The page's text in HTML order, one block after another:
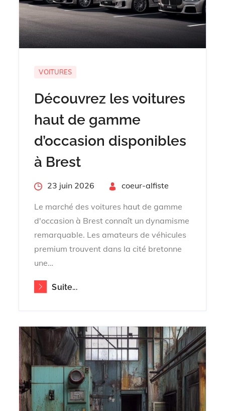
VOITURES
Découvrez les voitures
haut de gamme
d’occasion disponibles
à Brest
Posted23 juin 2026 coeur-alfiste
Le marché des voitures haut de gamme
d'occasion à Brest connaît un dynamisme
remarquable. Les amateurs de véhicules
premium trouvent dans la cité bretonne
une…
Suite...